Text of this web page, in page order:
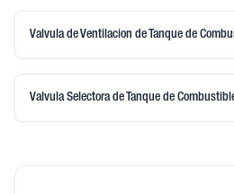
Valvula de Ventilacion de Tanque de
Valvula Selectora de Tanque de